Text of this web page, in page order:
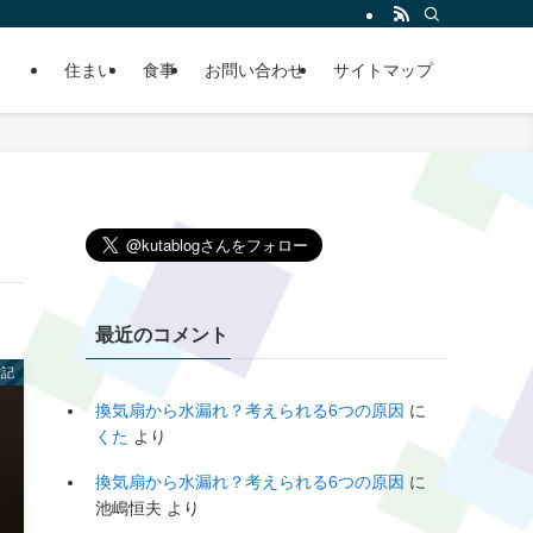
住まい 食事 お問い合わせ サイトマップ
最近のコメント
換気扇から水漏れ？考えられる6つの原因 に
くた より
換気扇から水漏れ？考えられる6つの原因 に
池嶋恒夫 より